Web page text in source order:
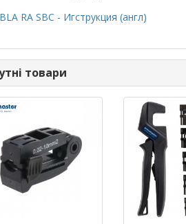
RA SBC - Игструкция (англ)
товари